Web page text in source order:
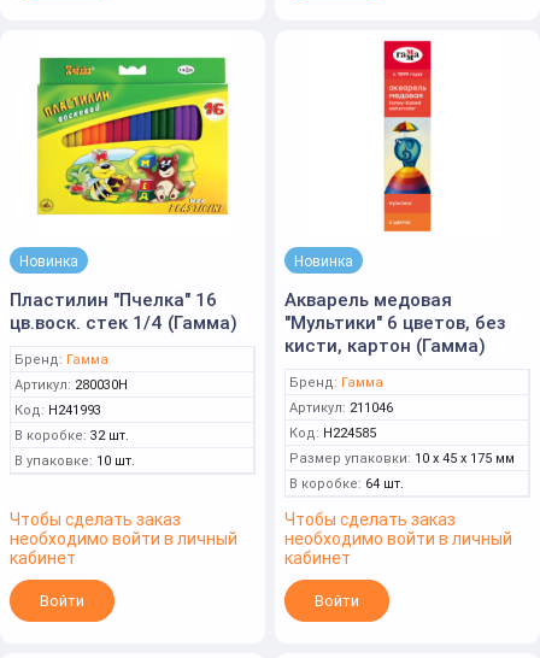
Новинка
Пластилин "Пчелка" 16
цв.воск. стек 1/4 (Гамма)
Бренд: Гамма
Артикул: 280030Н
Код: Н241993
В коробке: 32 шт.
В упаковке: 10 шт.
Чтобы сделать заказ
необходимо войти в личный
кабинет
Войти
Новинка
Акварель медовая
"Мультики" 6 цветов, без
кисти, картон (Гамма)
Бренд: Гамма
Артикул: 211046
Код: Н224585
Размер упаковки: 10 x 45 x 175 мм
В коробке: 64 шт.
Чтобы сделать заказ
необходимо войти в личный
кабинет
Войти